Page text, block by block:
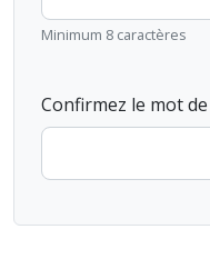
Minimum 8 caractères
Confirmez le mot